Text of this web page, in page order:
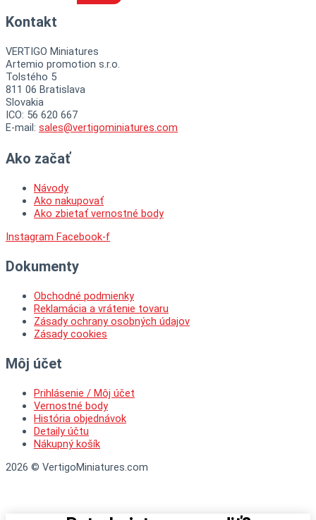
Kontakt
VERTIGO Miniatures
Artemio promotion s.r.o.
Tolstého 5
811 06 Bratislava
Slovakia
ICO: 56 620 667
E-mail: sales@vertigominiatures.com
Ako začať
Návody
Ako nakupovať
Ako zbietať vernostné body
Instagram Facebook-f
Dokumenty
Obchodné podmienky
Reklamácia a vrátenie tovaru
Zásady ochrany osobných údajov
Zásady cookies
Môj účet
Prihlásenie / Môj účet
Vernostné body
História objednávok
Detaily účtu
Nákupný košík
2026 © VertigoMiniatures.com